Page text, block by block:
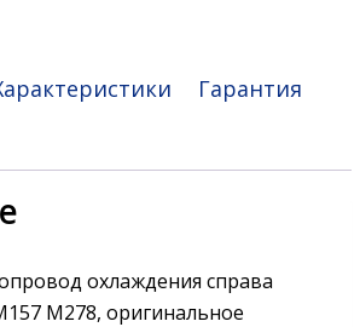
Гарантия
охлаждения справа
М278, оригинальное